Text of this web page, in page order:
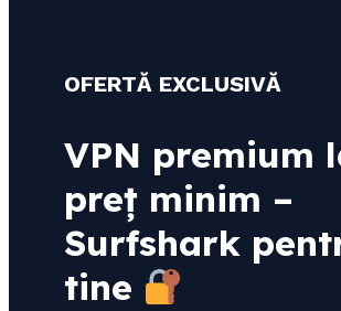
OFERTĂ EXCLUSIVĂ
VPN premium
preț minim –
Surfshark
tine